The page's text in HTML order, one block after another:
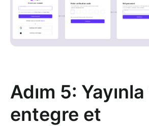
Adım 5:
entegre et